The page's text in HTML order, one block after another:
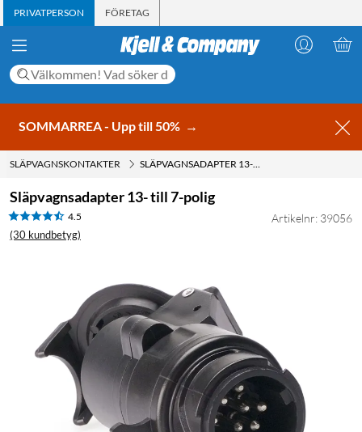
PRIVATPERSON FÖRETAG
SOMMARREA - Upp till 50% →
SLÄPVAGNSKONTAKTER SLÄPVAGNSADAPTER 13- TILL 7-POLIG
Släpvagnsadapter 13- till 7-polig
4.5
(30 kundbetyg)
Artikelnr: 39056